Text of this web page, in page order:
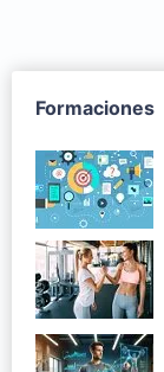
Formaciones